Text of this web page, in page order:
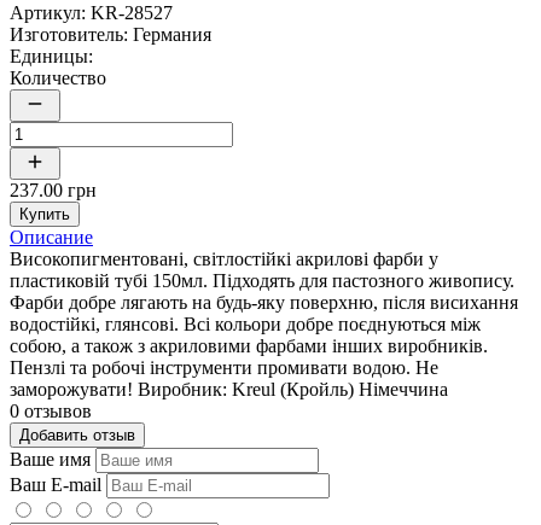
Артикул: KR-28527
Изготовитель: Германия
Единицы:
Количество
237.00 грн
Купить
Описание
Високопигментовані, світлостійкі акрилові фарби у
пластиковій тубі 150мл. Підходять для пастозного живопису.
Фарби добре лягають на будь-яку поверхню, після висихання
водостійкі, глянсові. Всі кольори добре поєднуються між
собою, а також з акриловими фарбами інших виробників.
Пензлі та робочі інструменти промивати водою. Не
заморожувати! Виробник: Kreul (Кройль) Німеччина
0 отзывов
Добавить отзыв
Ваше имя
Ваш E-mail